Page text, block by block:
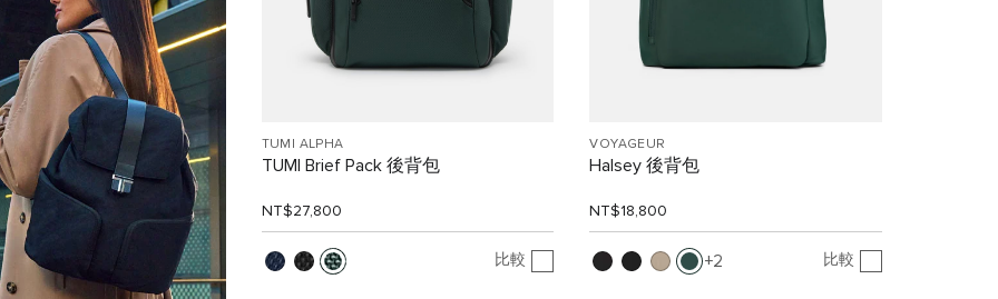
TUMI ALPHA
TUMI Brief Pack 後背包
NT$27,800
比較
VOYAGEUR
Halsey 後背包
NT$18,800
2 比較